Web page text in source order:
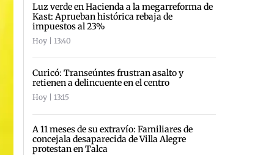
Luz verde en Hacienda a la megarreforma de
Kast: Aprueban histórica rebaja de
impuestos al 23%
Hoy | 13:40
Curicó: Transeúntes frustran asalto y
retienen a delincuente en el centro
Hoy | 13:15
A 11 meses de su extravío: Familiares de
concejala desaparecida de Villa Alegre
protestan en Talca